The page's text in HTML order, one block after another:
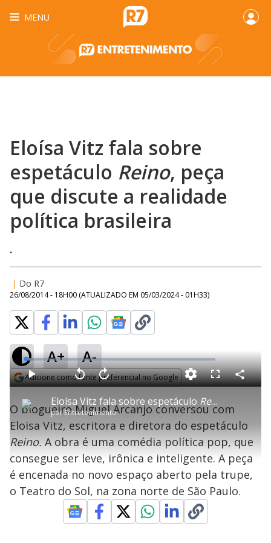
MENU
Eloísa Vitz fala sobre
espetáculo Reino, peça
que discute a realidade
política brasileira
.
| Do R7
26/08/2014 - 18H00 (ATUALIZADO EM 05/03/2024 - 01H33)
A+ A-
Adicione como fonte preferencial no Google
P
l
a
y
Eloísa Vitz fala sobre espetáculo Reino
por Entretenimento
P V
l
t
a
r
0
d
s
A
a
n
ç
a
1
s
e
u
n
o
s
L
o
a
d
e
4
.
1
8
%
F
l
s
c
r
e
n
C
o
l
a
r
O blogueiro Miguel Arcanjo conversou com
Eloisa Vitz, escritora e diretora do espetáculo
Reino.A obra é uma comédia política pop, que
consegue ser leve, irônica e inteligente. A peça
é encenada no novo espaço aberto pela trupe,
o Teatro do Sol, na zona norte de São Paulo.